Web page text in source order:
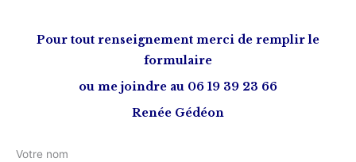
Pour tout renseignement merci de remplir le
formulaire
ou me joindre au 06 19 39 23 66
Renée Gédéon
Votre nom